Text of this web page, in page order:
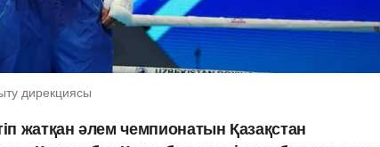
дирекциясы
жатқан әлем чемпионатын Қазақстан